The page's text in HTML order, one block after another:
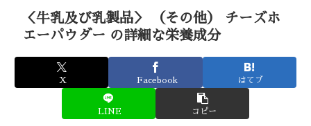
＜牛乳及び乳製品＞ （その他） チーズホ
エーパウダー の詳細な栄養成分
X Facebook はてブ
LINE コピー